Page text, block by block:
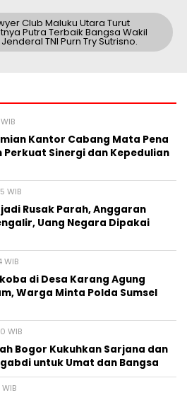
Club Maluku Utara Turut
Putra Terbaik Bangsa Wakil
TNI Purn Try Sutrisno.
Kantor Cabang Mata Pena
Sinergi dan Kepedulian
WIB
Rusak Parah, Anggaran
Uang Negara Dipakai
WIB
di Desa Karang Agung
Warga Minta Polda Sumsel
WIB
Bogor Kukuhkan Sarjana dan
untuk Umat dan Bangsa